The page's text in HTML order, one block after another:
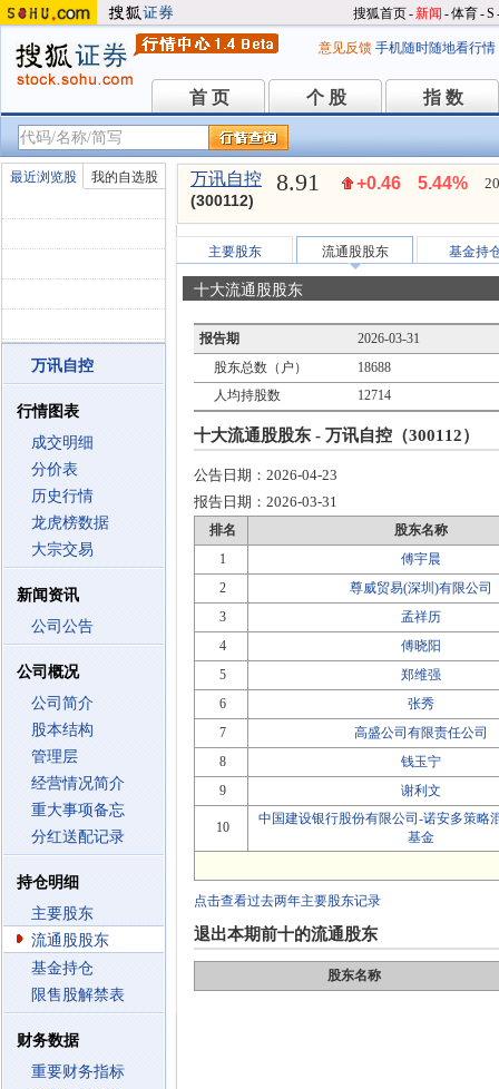
搜狐首页-新闻 -体育-S
意见反馈 手机随时随地看行情
首 页
首 页 个 股
个 股 指 数
指 数
最近浏览股 我的自选股
万讯自控
行情图表
成交明细
分价表
历史行情
龙虎榜数据
大宗交易
新闻资讯
公司公告
公司概况
公司简介
股本结构
管理层
经营情况简介
重大事项备忘
分红送配记录
持仓明细
主要股东
流通股股东
基金持仓
限售股解禁表
财务数据
重要财务指标
万讯自控
(300112)
8.91 +0.46 5.44%
主要股东 流通股股东 基金持
十大流通股股东
报告期
2026-03-31
股东总数（户）
18688
人均持股数
12714
十大流通股股东 - 万讯自控（300112）
公告日期： 2026-04-23
报告日期： 2026-03-31
排名
股东名称
1
傅宇晨
2
尊威贸易(深圳)有限公司
3
孟祥历
4
傅晓阳
5
郑维强
6
张秀
7
高盛公司有限责任公司
8
钱玉宁
9
谢利文
10
中国建设银行股份有限公司-诺安多策略
基金
点击查看过去两年主要股东记录
退出本期前十的流通股东
股东名称